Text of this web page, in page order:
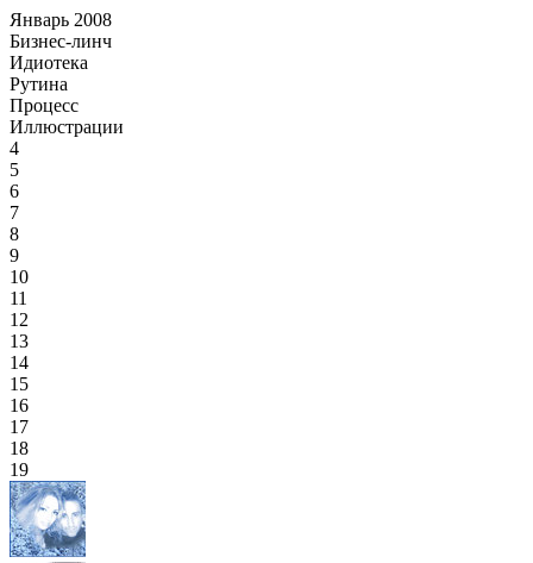
Январь 2008
Бизнес-линч
Идиотека
Рутина
Процесс
Иллюстрации
4
5
6
7
8
9
10
11
12
13
14
15
16
17
18
19